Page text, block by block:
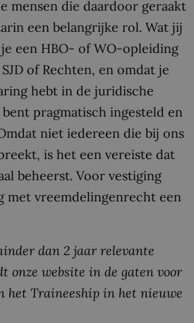
mensen die daardoor geraakt
een belangrijke rol. Wat jij
een HBO- of WO-opleiding
of Rechten, en omdat je
hebt in de juridische
pragmatisch ingesteld en
niet iedereen die bij ons
is het een vereiste dat
beheerst. Voor vestiging
met vreemdelingenrecht een
dan 2 jaar relevante
onze website in de gaten voor
het Traineeship in het nieuwe